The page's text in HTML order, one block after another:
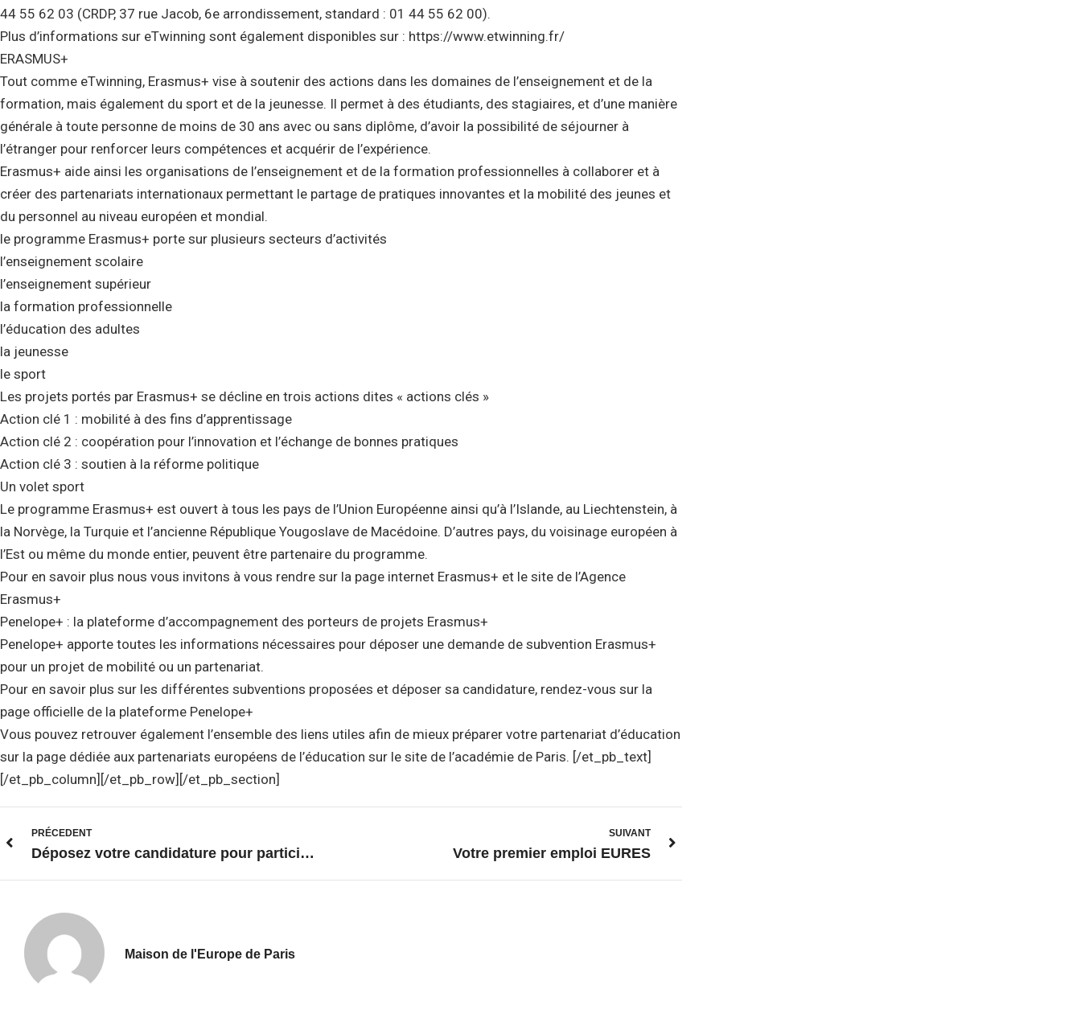
44 55 62 03 (CRDP, 37 rue Jacob, 6e arrondissement, standard : 01 44 55 62 00).
Plus d’informations sur eTwinning sont également disponibles sur : https://www.etwinning.fr/
ERASMUS+
Tout comme eTwinning, Erasmus+ vise à soutenir des actions dans les domaines de l’enseignement et de la
formation, mais également du sport et de la jeunesse. Il permet à des étudiants, des stagiaires, et d’une manière
générale à toute personne de moins de 30 ans avec ou sans diplôme, d’avoir la possibilité de séjourner à
l’étranger pour renforcer leurs compétences et acquérir de l’expérience.
Erasmus+ aide ainsi les organisations de l’enseignement et de la formation professionnelles à collaborer et à
créer des partenariats internationaux permettant le partage de pratiques innovantes et la mobilité des jeunes et
du personnel au niveau européen et mondial.
le programme Erasmus+ porte sur plusieurs secteurs d’activités
l’enseignement scolaire
l’enseignement supérieur
la formation professionnelle
l’éducation des adultes
la jeunesse
le sport
Les projets portés par Erasmus+ se décline en trois actions dites « actions clés »
Action clé 1 : mobilité à des fins d’apprentissage
Action clé 2 : coopération pour l’innovation et l’échange de bonnes pratiques
Action clé 3 : soutien à la réforme politique
Un volet sport
Le programme Erasmus+ est ouvert à tous les pays de l’Union Européenne ainsi qu’à l’Islande, au Liechtenstein, à
la Norvège, la Turquie et l’ancienne République Yougoslave de Macédoine. D’autres pays, du voisinage européen à
l’Est ou même du monde entier, peuvent être partenaire du programme.
Pour en savoir plus nous vous invitons à vous rendre sur la page internet Erasmus+ et le site de l’Agence
Erasmus+
Penelope+ : la plateforme d’accompagnement des porteurs de projets Erasmus+
Penelope+ apporte toutes les informations nécessaires pour déposer une demande de subvention Erasmus+
pour un projet de mobilité ou un partenariat.
Pour en savoir plus sur les différentes subventions proposées et déposer sa candidature, rendez-vous sur la
page officielle de la plateforme Penelope+
Vous pouvez retrouver également l’ensemble des liens utiles afin de mieux préparer votre partenariat d’éducation
sur la page dédiée aux partenariats européens de l’éducation sur le site de l’académie de Paris. [/et_pb_text]
[/et_pb_column][/et_pb_row][/et_pb_section]
PRÉCEDENT
Déposez votre candidature pour participer aux Echanges Scolaires Erasmus +
SUIVANT
Votre premier emploi EURES
Maison de l'Europe de Paris